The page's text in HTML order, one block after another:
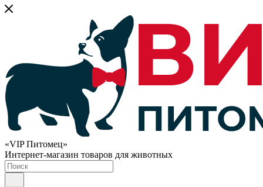
«VIP Питомец»
Интернет-магазин товаров для животных